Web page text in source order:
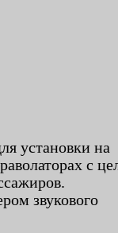
установки на
с
звукового